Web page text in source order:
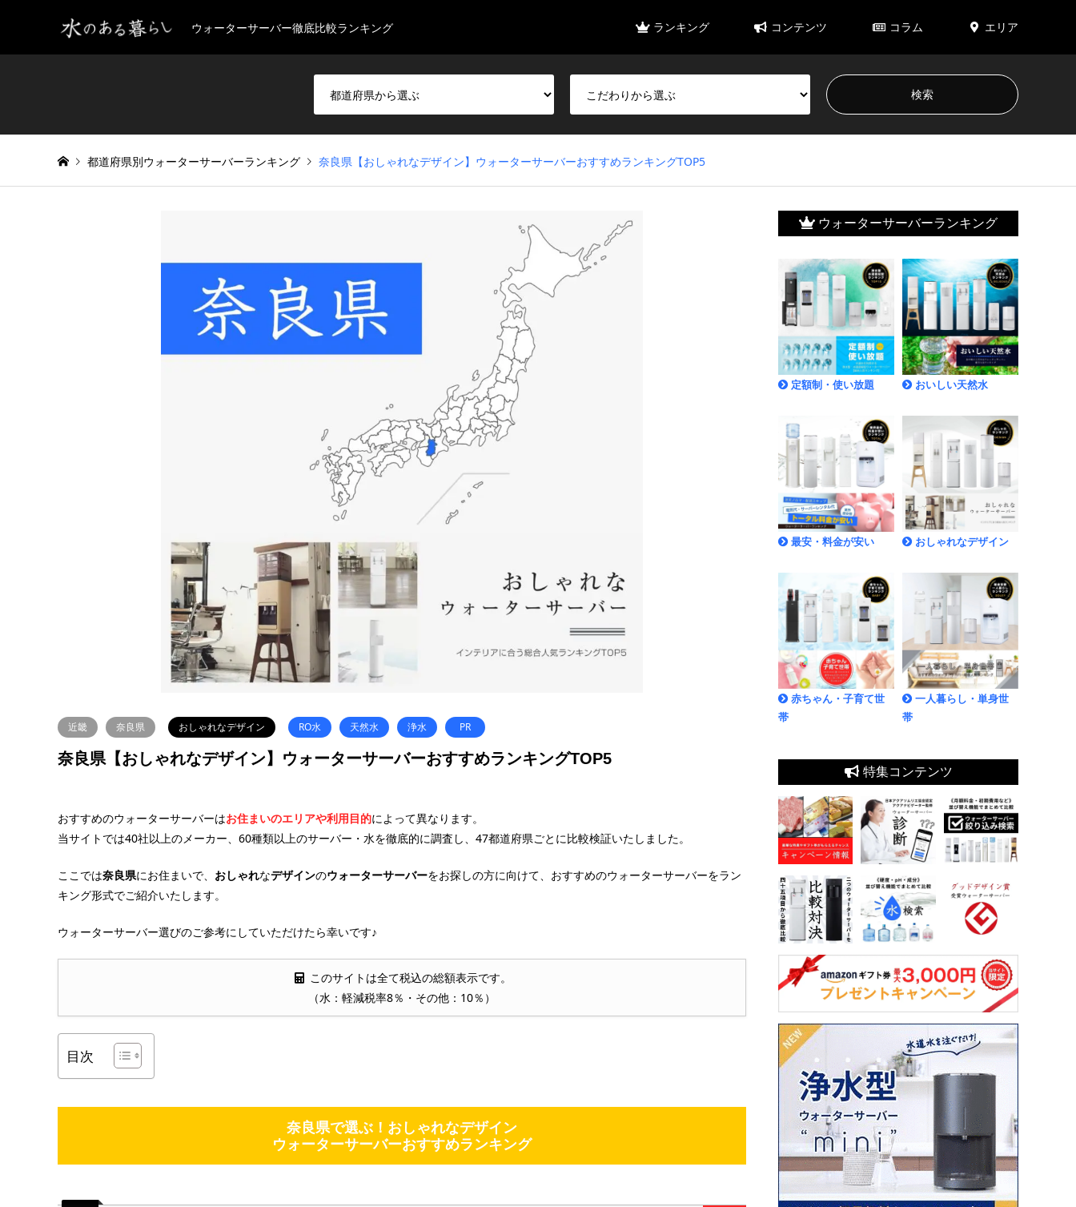
ウォーターサーバー徹底比較ランキング ランキング コンテンツ コラム エリア
都道府県別ウォーターサーバーランキング 奈良県【おしゃれなデザイン】ウォーターサーバーおすすめランキングTOP5
近畿 奈良県 おしゃれなデザイン RO水 天然水 浄水 PR
奈良県【おしゃれなデザイン】ウォーターサーバーおすすめランキングTOP5
おすすめのウォーターサーバーはお住まいのエリアや利用目的によって異なります。
当サイトでは40社以上のメーカー、60種類以上のサーバー・水を徹底的に調査し、47都道府県ごとに比較検証いたしました。
ここでは奈良県にお住まいで、 おしゃれなデザインのウォーターサーバーをお探しの方に向けて、おすすめのウォーターサーバーをラン
キング形式でご紹介いたします。
ウォーターサーバー選びのご参考にしていただけたら幸いです♪
このサイトは全て税込の総額表示です。
（水：軽減税率8％・その他：10％）
目次
奈良県で選ぶ！おしゃれなデザイン
ウォーターサーバーおすすめランキング
ウォーターサーバーランキング
定額制・使い放題 おいしい天然水
最安・料金が安い おしゃれなデザイン
赤ちゃん・子育て世
帯
一人暮らし・単身世
帯
特集コンテンツ